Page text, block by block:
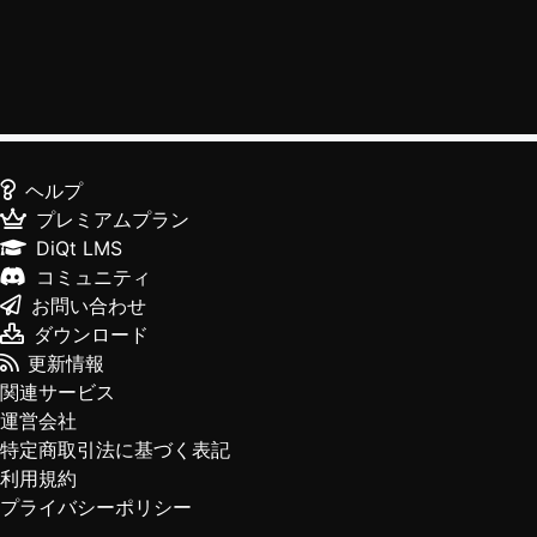
ヘルプ
プレミアムプラン
DiQt LMS
コミュニティ
お問い合わせ
ダウンロード
更新情報
関連サービス
運営会社
特定商取引法に基づく表記
利用規約
プライバシーポリシー